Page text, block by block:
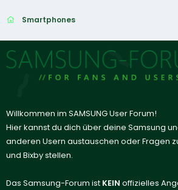
Smartphones
Willkommen im SAMSUNG User Forum!
Hier kannst du dich über deine Samsung
anderen Usern austauschen oder Fragen
und Bixby stellen.
Das Samsung-Forum ist KEIN offizielles